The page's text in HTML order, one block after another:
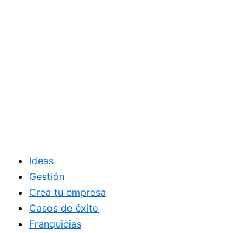
Ideas
Gestión
Crea tu empresa
Casos de éxito
Franquicias